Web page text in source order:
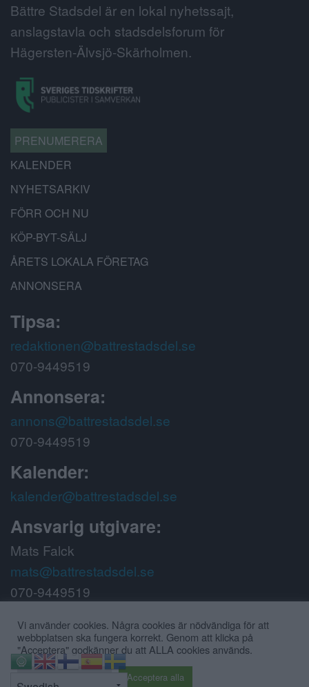
Bättre Stadsdel är en lokal nyhetssajt,
anslagstavla och stadsdelsforum för
Hägersten-Älvsjö-Skärholmen.
PRENUMERERA
KALENDER
NYHETSARKIV
FÖRR OCH NU
KÖP-BYT-SÄLJ
ÅRETS LOKALA FÖRETAG
ANNONSERA
Tipsa:
redaktionen@battrestadsdel.se
070-9449519
Annonsera:
annons@battrestadsdel.se
070-9449519
Kalender:
kalender@battrestadsdel.se
Ansvarig utgivare:
Mats Falck
mats@battrestadsdel.se
070-9449519
Följ oss på:
Vi använder cookies. Några cookies är nödvändiga för att
webbplatsen ska fungera korrekt. Genom att klicka på
"Acceptera" godkänner du att ALLA cookies används.
Acceptera alla